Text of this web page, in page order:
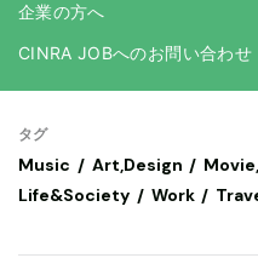
企業の方へ
CINRA JOBへのお問い合わせ
タグ
Music Art,Design
Life&Society
Work